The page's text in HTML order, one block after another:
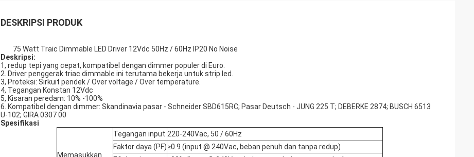
DESKRIPSI PRODUK
75 Watt Traic Dimmable LED Driver 12Vdc 50Hz / 60Hz IP20 No Noise
Deskripsi:
1, redup tepi yang cepat, kompatibel dengan dimmer populer di Euro.
2. Driver penggerak triac dimmable ini terutama bekerja untuk strip led.
3, Proteksi: Sirkuit pendek / Over voltage / Over temperature.
4, Tegangan Konstan 12Vdc
5, Kisaran peredam: 10% -100%
6. Kompatibel dengan dimmer: Skandinavia pasar - Schneider SBD615RC; Pasar Deutsch - JUNG 225 T; DEBERKE 2874; BUSCH 6513
U-102; GIRA 0307 00
Spesifikasi
Memasukkan
Tegangan input 220-240Vac, 50 / 60Hz
Faktor daya (PF)≥0.9 (input @ 240Vac, beban penuh dan tanpa redup)